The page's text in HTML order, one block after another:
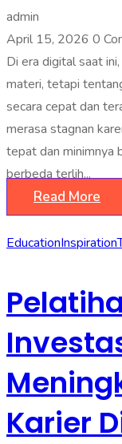
admin
April 15, 2026 0
Di era digital saat
materi, tetapi
secara cepat dan
merasa stagnan
tepat dan minimnya
berbeda terlih...
Read More
EducationInspiration
Karier